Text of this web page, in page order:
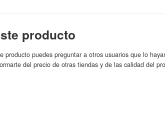
Roxy Be Young Backpack - Indigo Girly Plaid
Tienda: Fruugo España Marca: Roxy
31.11€
producto
producto puedes preguntar a otros usuarios que lo
del precio de otras tiendas y de las calidad del